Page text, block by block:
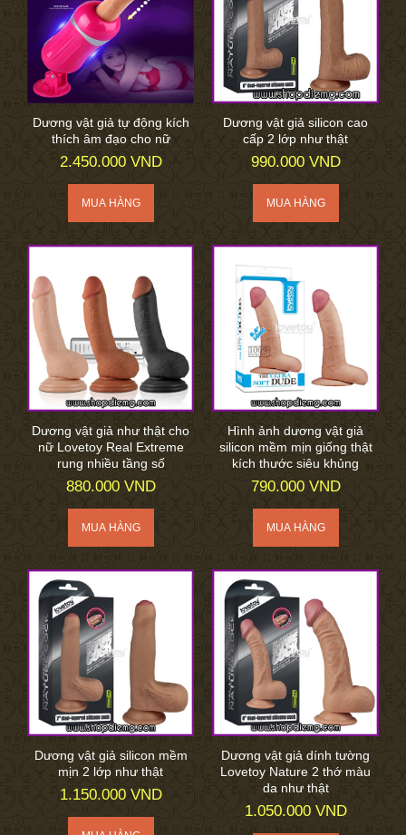
Dương vật giả tự động kích
thích âm đạo cho nữ
2.450.000 VND
Dương vật giả silicon cao
cấp 2 lớp như thật
990.000 VND
Dương vật giả như thật cho
nữ Lovetoy Real Extreme
rung nhiều tầng số
880.000 VND
Hình ảnh dương vật giả
silicon mềm mịn giống thật
kích thước siêu khủng
790.000 VND
Dương vật giả silicon mềm
mịn 2 lớp như thật
1.150.000 VND
Dương vật giả dính tường
Lovetoy Nature 2 thớ màu
da như thật
1.050.000 VND